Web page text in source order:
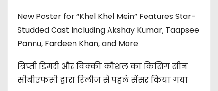
New Poster for “Khel Khel Mein” Features Star-
Studded Cast Including Akshay Kumar, Taapsee
Pannu, Fardeen Khan, and More
त्रिप्ती डिमरी और विक्की कौशल का किसिंग सीन
सीबीएफसी द्वारा रिलीज से पहले सेंसर किया गया